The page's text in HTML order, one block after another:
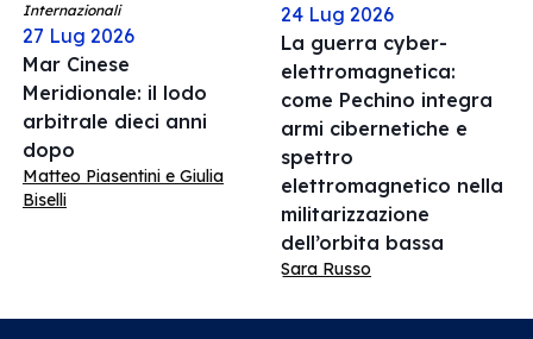
Internazionali
27 Lug 2026
Mar Cinese
Meridionale: il lodo
arbitrale dieci anni
dopo
Matteo Piasentini e Giulia
Biselli
24 Lug 2026
La guerra cyber-
elettromagnetica:
come Pechino integra
armi cibernetiche e
spettro
elettromagnetico nella
militarizzazione
dell’orbita bassa
Sara Russo